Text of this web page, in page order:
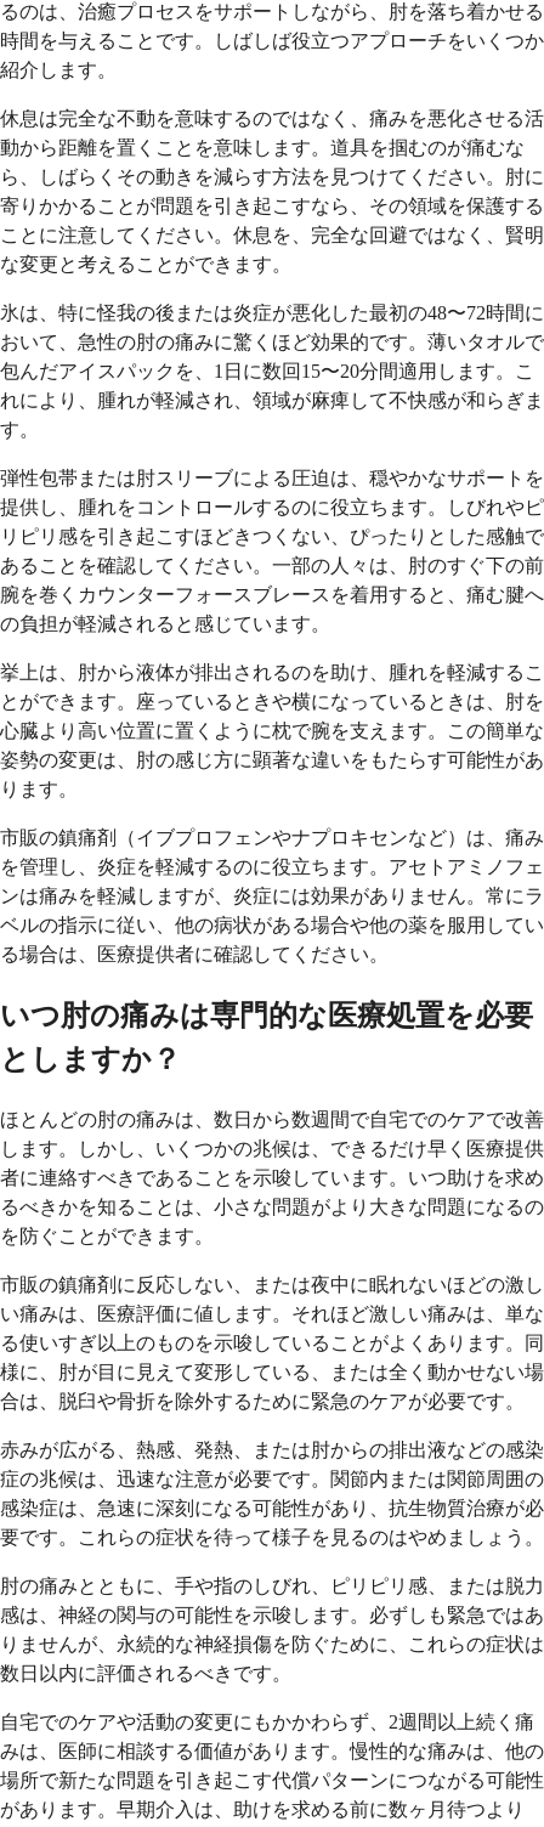
るのは、治癒プロセスをサポートしながら、肘を落ち着かせる
時間を与えることです。しばしば役立つアプローチをいくつか
紹介します。
休息は完全な不動を意味するのではなく、痛みを悪化させる活
動から距離を置くことを意味します。道具を掴むのが痛むな
ら、しばらくその動きを減らす方法を見つけてください。肘に
寄りかかることが問題を引き起こすなら、その領域を保護する
ことに注意してください。休息を、完全な回避ではなく、賢明
な変更と考えることができます。
氷は、特に怪我の後または炎症が悪化した最初の48〜72時間に
おいて、急性の肘の痛みに驚くほど効果的です。薄いタオルで
包んだアイスパックを、1日に数回15〜20分間適用します。こ
れにより、腫れが軽減され、領域が麻痺して不快感が和らぎま
す。
弾性包帯または肘スリーブによる圧迫は、穏やかなサポートを
提供し、腫れをコントロールするのに役立ちます。しびれやピ
リピリ感を引き起こすほどきつくない、ぴったりとした感触で
あることを確認してください。一部の人々は、肘のすぐ下の前
腕を巻くカウンターフォースブレースを着用すると、痛む腱へ
の負担が軽減されると感じています。
挙上は、肘から液体が排出されるのを助け、腫れを軽減するこ
とができます。座っているときや横になっているときは、肘を
心臓より高い位置に置くように枕で腕を支えます。この簡単な
姿勢の変更は、肘の感じ方に顕著な違いをもたらす可能性があ
ります。
市販の鎮痛剤（イブプロフェンやナプロキセンなど）は、痛み
を管理し、炎症を軽減するのに役立ちます。アセトアミノフェ
ンは痛みを軽減しますが、炎症には効果がありません。常にラ
ベルの指示に従い、他の病状がある場合や他の薬を服用してい
る場合は、医療提供者に確認してください。
いつ肘の痛みは専門的な医療処置を必要
としますか？
ほとんどの肘の痛みは、数日から数週間で自宅でのケアで改善
します。しかし、いくつかの兆候は、できるだけ早く医療提供
者に連絡すべきであることを示唆しています。いつ助けを求め
るべきかを知ることは、小さな問題がより大きな問題になるの
を防ぐことができます。
市販の鎮痛剤に反応しない、または夜中に眠れないほどの激し
い痛みは、医療評価に値します。それほど激しい痛みは、単な
る使いすぎ以上のものを示唆していることがよくあります。同
様に、肘が目に見えて変形している、または全く動かせない場
合は、脱臼や骨折を除外するために緊急のケアが必要です。
赤みが広がる、熱感、発熱、または肘からの排出液などの感染
症の兆候は、迅速な注意が必要です。関節内または関節周囲の
感染症は、急速に深刻になる可能性があり、抗生物質治療が必
要です。これらの症状を待って様子を見るのはやめましょう。
肘の痛みとともに、手や指のしびれ、ピリピリ感、または脱力
感は、神経の関与の可能性を示唆します。必ずしも緊急ではあ
りませんが、永続的な神経損傷を防ぐために、これらの症状は
数日以内に評価されるべきです。
自宅でのケアや活動の変更にもかかわらず、2週間以上続く痛
みは、医師に相談する価値があります。慢性的な痛みは、他の
場所で新たな問題を引き起こす代償パターンにつながる可能性
があります。早期介入は、助けを求める前に数ヶ月待つより